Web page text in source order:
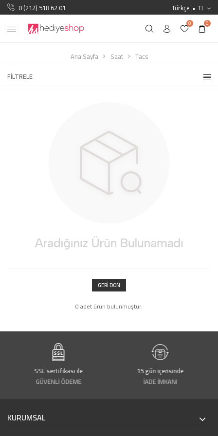
0 (212) 518 62 01 Türkçe TL
0 0
Ana Sayfa Saat
Tacs
FILTRELE
GERI DÖN
0 adet ürün bulunmuştur.
SSL sertifikası ile
GÜVENLİ ÖDEME
15 gün içerisinde
İADE İMKANI
KURUMSAL